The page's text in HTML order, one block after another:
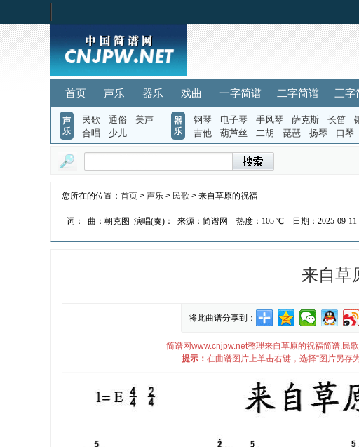
首页 声乐 器乐 戏曲 一字简谱 二字简谱 三字
声
乐
民歌 通俗
美声
合唱
少儿
器
乐
钢琴 电子琴 手风琴 萨克斯 长笛
吉他
葫芦丝 二胡 琵琶 扬琴 口琴
您所在的位置： 首页 > 声乐 > 民歌 > 来自草原的祝福
词： 曲：朝克图 演唱(奏)： 来源：简谱网 热度： 105 ℃ 日期：2025-09-11
来自草
将此曲谱分享到：
简谱网www.cnjpw.net整理来自草原的祝福简谱,民
提示： 在曲谱图片上单击右键，选择“图片另存